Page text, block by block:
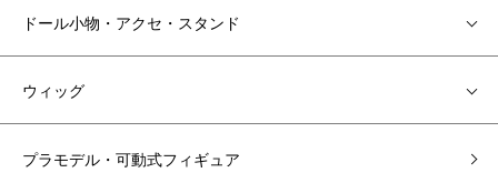
ドール小物・アクセ・スタンド
ウィッグ
プラモデル・可動式フィギュア